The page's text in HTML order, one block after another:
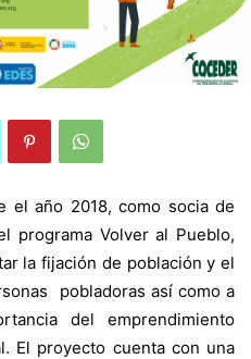
el año 2018, como socia de
programa Volver al Pueblo,
la fijación de población y el
pobladoras así como a
del emprendimiento
El proyecto cuenta con una